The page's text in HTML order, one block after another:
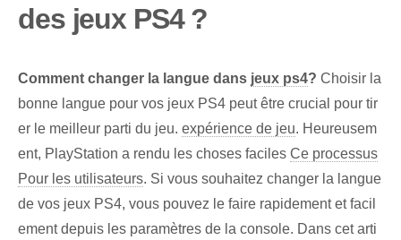
des jeux PS4 ?
Comment changer la langue dans jeux ps4? Choisir la
bonne langue pour vos jeux PS4 peut être crucial pour tir
er le meilleur parti du jeu. expérience de jeu. Heureusem
ent, PlayStation a rendu les choses faciles Ce processus
Pour les utilisateurs. Si vous souhaitez changer la langue
de vos jeux PS4, vous pouvez le faire rapidement et facil
ement depuis les paramètres de la console. Dans cet arti